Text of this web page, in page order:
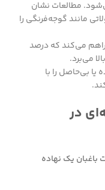
مطالعات نشان
مانند گوجه‌فرنگی را
می‌کند که درصد
می‌برد.
بی‌حاصل را با
در
یک نهاده